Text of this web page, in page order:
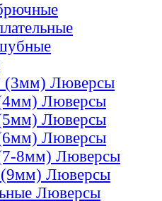
Люверсы
Люверсы
Люверсы
Люверсы
8мм) Люверсы
Люверсы
Люверсы